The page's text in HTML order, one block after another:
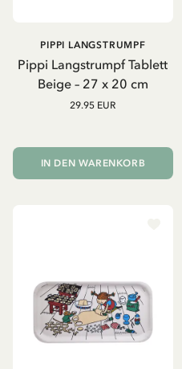
Pippi Langstrumpf Tablett
Beige – 27 x 20 cm
PIPPI LANGSTRUMPF
29.95 EUR
IN DEN WARENKORB